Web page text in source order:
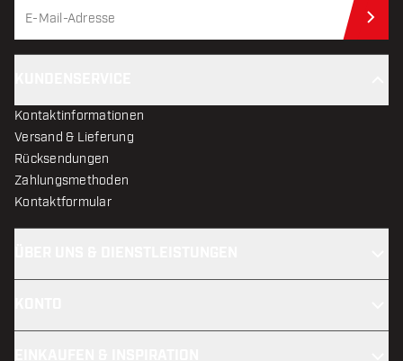
Kontaktinformationen
Versand & Lieferung
Rücksendungen
Zahlungsmethoden
Kontaktformular